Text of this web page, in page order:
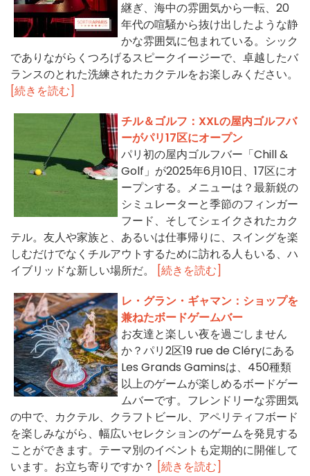
継ぎ、海中の雰囲気から一転、20
年代の喧騒から抜け出したような静
かな雰囲気に包まれている。シック
でありながらくつろげるスピークイージーで、卓越したバ
ランスのとれた洗練されたカクテルをお楽しみください。
[続きを読む]
チル＆ゴルフ：XXLの屋内ゴルフバ
ーがパリ17区にオープン
パリ初の屋内ゴルフバー「Chill &
Golf」が2025年6月10日、17区にオ
ープンする。メニューは？最新鋭の
シミュレーターと季節のフィンガー
フード、そしてシェイクされたカク
テル。友人や家族と、あるいは仕事帰りに、スイングを楽
しむだけでなくチルアウトするために訪れる人もいる、ハ
イブリッドな新しい場所だ。
[続きを読む]
レ・グラン・ギャマン：ショップを
兼ねたボードゲームバー
お友達と楽しい夜を過ごしません
か？パリ2区19 rue de Cléryにある
Les Grands Gaminsは、450種類
以上のゲームが楽しめるボードゲー
ムバーです。フレンドリーな雰囲気
の中で、カクテル、クラフトビール、アペリティフボード
を楽しみながら、幅広いセレクションのゲームを発見する
ことができます。テーマ別のイベントも定期的に開催して
います。お立ち寄りですか？ [続きを読む]